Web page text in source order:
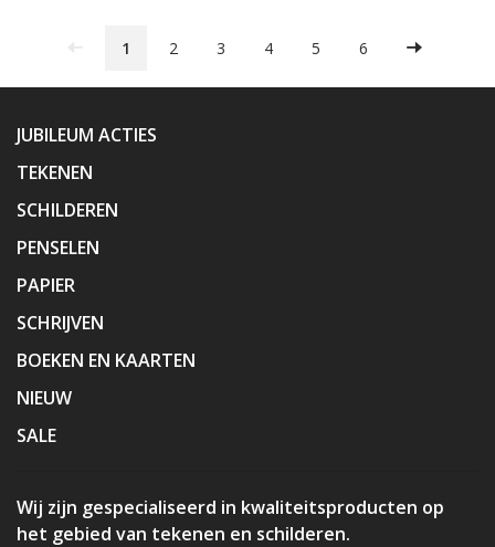
1 2 3 4 5 6
JUBILEUM ACTIES
TEKENEN
SCHILDEREN
PENSELEN
PAPIER
SCHRIJVEN
BOEKEN EN KAARTEN
NIEUW
SALE
Wij zijn gespecialiseerd in kwaliteitsproducten op
het gebied van tekenen en schilderen.